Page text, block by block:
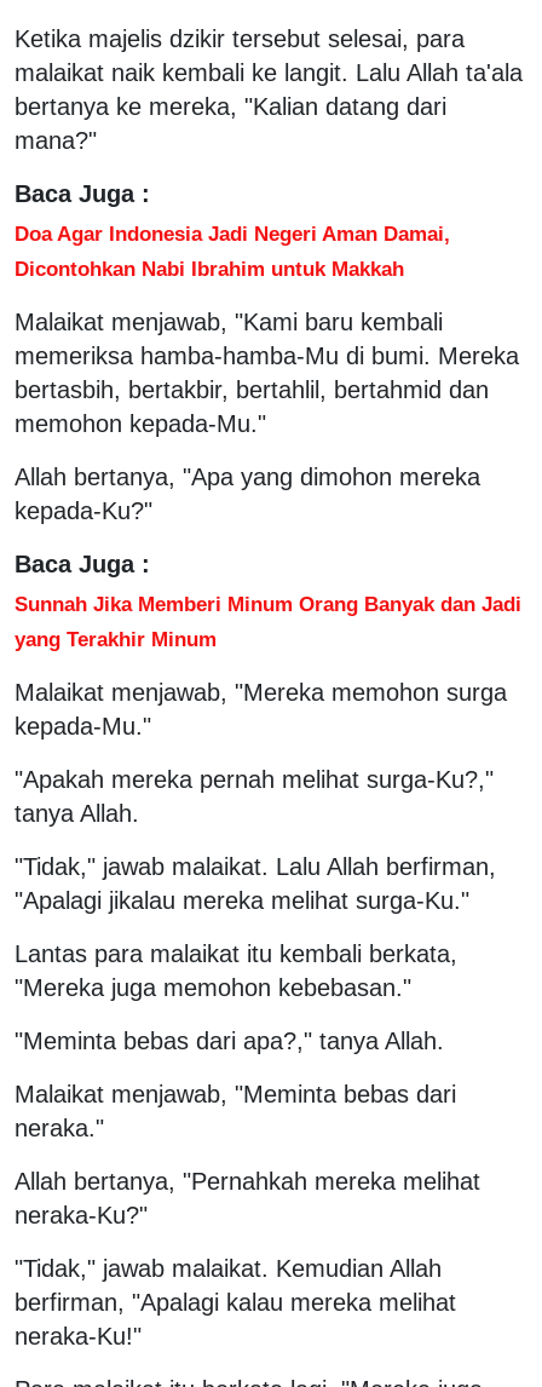
Ketika majelis dzikir tersebut selesai, para
malaikat naik kembali ke langit. Lalu Allah ta'ala
bertanya ke mereka, "Kalian datang dari
mana?"
Baca Juga :
Doa Agar Indonesia Jadi Negeri Aman Damai,
Dicontohkan Nabi Ibrahim untuk Makkah
Malaikat menjawab, "Kami baru kembali
memeriksa hamba-hamba-Mu di bumi. Mereka
bertasbih, bertakbir, bertahlil, bertahmid dan
memohon kepada-Mu."
Allah bertanya, "Apa yang dimohon mereka
kepada-Ku?"
Baca Juga :
Sunnah Jika Memberi Minum Orang Banyak dan Jadi
yang Terakhir Minum
Malaikat menjawab, "Mereka memohon surga
kepada-Mu."
"Apakah mereka pernah melihat surga-Ku?,"
tanya Allah.
"Tidak," jawab malaikat. Lalu Allah berfirman,
"Apalagi jikalau mereka melihat surga-Ku."
Lantas para malaikat itu kembali berkata,
"Mereka juga memohon kebebasan."
"Meminta bebas dari apa?," tanya Allah.
Malaikat menjawab, "Meminta bebas dari
neraka."
Allah bertanya, "Pernahkah mereka melihat
neraka-Ku?"
"Tidak," jawab malaikat. Kemudian Allah
berfirman, "Apalagi kalau mereka melihat
neraka-Ku!"